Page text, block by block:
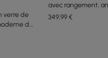
verre de
de
avec rangement,
349,99€